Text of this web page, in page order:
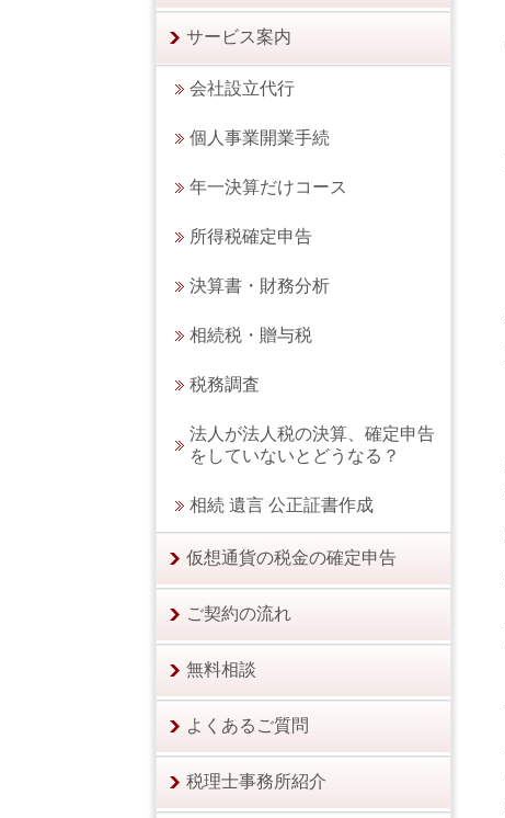
サービス案内
会社設立代行
個人事業開業手続
年一決算だけコース
所得税確定申告
決算書・財務分析
相続税・贈与税
税務調査
法人が法人税の決算、確定申告
をしていないとどうなる？
相続 遺言 公正証書作成
仮想通貨の税金の確定申告
ご契約の流れ
無料相談
よくあるご質問
税理士事務所紹介